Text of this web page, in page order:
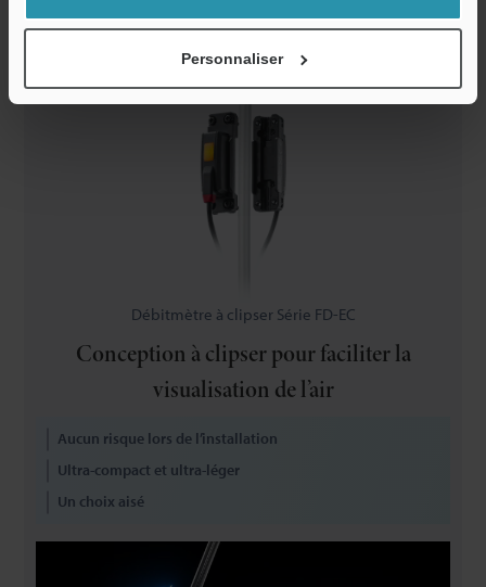
Personnaliser
Conception à clipser pour faciliter la
visualisation de l’air
Débitmètre à clipser Série FD-EC
Aucun risque lors de l’installation
Ultra-compact et ultra-léger
Un choix aisé